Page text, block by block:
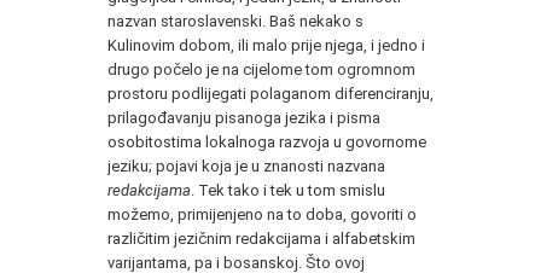
nazvan staroslavenski. Baš nekako s
Kulinovim dobom, ili malo prije njega, i jedno i
drugo počelo je na cijelome tom ogromnom
prostoru podlijegati polaganom diferenciranju,
prilagođavanju pisanoga jezika i pisma
osobitostima lokalnoga razvoja u govornome
jeziku; pojavi koja je u znanosti nazvana
redakcijama . Tek tako i tek u tom smislu
možemo, primijenjeno na to doba, govoriti o
različitim jezičnim redakcijama i alfabetskim
varijantama, pa i bosanskoj. Što ovoj